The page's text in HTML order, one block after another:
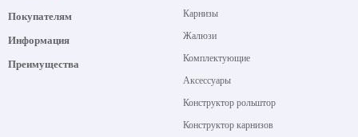
Покупателям
Информация
Преимущества
Карнизы
Жалюзи
Комплектующие
Аксессуары
Конструктор рольштор
Конструктор карнизов